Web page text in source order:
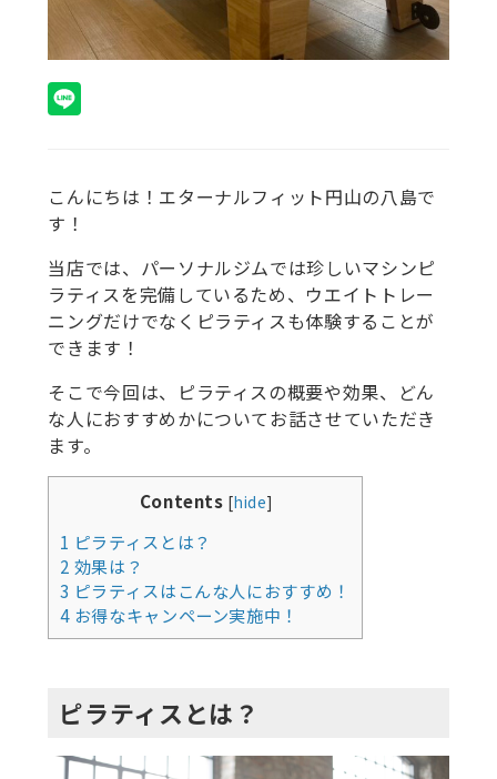
こんにちは！エターナルフィット円山の八島で
す！
当店では、パーソナルジムでは珍しいマシンピ
ラティスを完備しているため、ウエイトトレー
ニングだけでなくピラティスも体験することが
できます！
そこで今回は、ピラティスの概要や効果、どん
な人におすすめかについてお話させていただき
ます。
Contents [hide]
1 ピラティスとは？
2 効果は？
3 ピラティスはこんな人におすすめ！
4 お得なキャンペーン実施中！
ピラティスとは？